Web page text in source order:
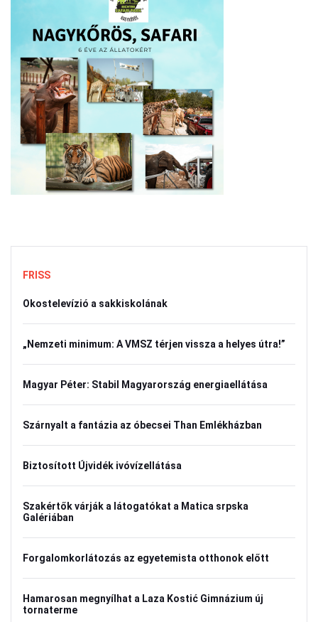
FRISS
Okostelevízió a sakkiskolának
„Nemzeti minimum: A VMSZ térjen vissza a helyes útra!”
Magyar Péter: Stabil Magyarország energiaellátása
Szárnyalt a fantázia az óbecsei Than Emlékházban
Biztosított Újvidék ivóvízellátása
Szakértők várják a látogatókat a Matica srpska
Galériában
Forgalomkorlátozás az egyetemista otthonok előtt
Hamarosan megnyílhat a Laza Kostić Gimnázium új
tornaterme